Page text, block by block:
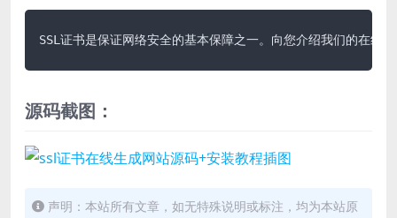
SSL证书是保证网络安全的基本保障之一。向您介绍我们的在线
源码截图：
声明：本站所有文章，如无特殊说明或标注，均为本站原